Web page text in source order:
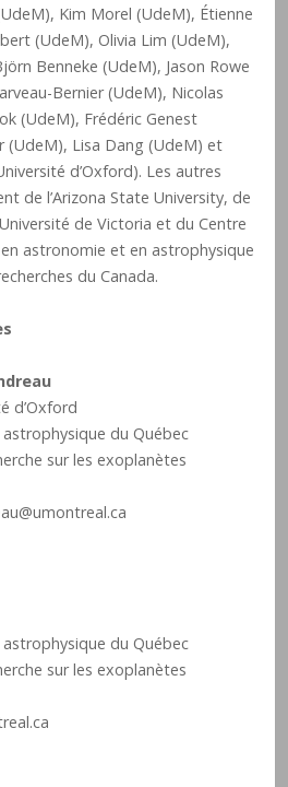
Kim Morel (UdeM), Étienne
(UdeM), Olivia Lim (UdeM),
Benneke (UdeM), Jason Rowe
Bernier (UdeM), Nicolas
(UdeM), Frédéric Genest
(UdeM), Lisa Dang (UdeM) et
d’Oxford). Les autres
de l’Arizona State University, de
de Victoria et du Centre
astronomie et en astrophysique
du Canada.
d’Oxford
du Québec
sur les exoplanètes
du Québec
sur les exoplanètes